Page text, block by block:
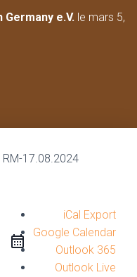
G
Germany e.V. le mars 5,
iCal Export
Google Calendar
Outlook 365
Outlook Live